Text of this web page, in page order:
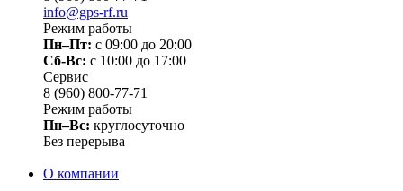
info@gps-rf.ru
Режим работы
Пн–Пт: с 09:00 до 20:00
Сб-Вс: c 10:00 до 17:00
Сервис
8 (960) 800-77-71
Режим работы
Пн–Вс: круглосуточно
Без перерыва
О компании